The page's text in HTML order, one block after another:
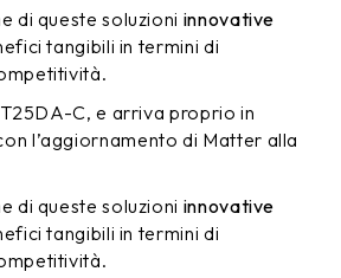
di queste soluzioni innovative
tangibili in termini di
C, e arriva proprio in
l’aggiornamento di Matter alla
di queste soluzioni innovative
tangibili in termini di